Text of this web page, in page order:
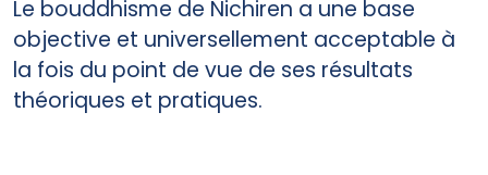
Le bouddhisme de Nichiren a une base
objective et universellement acceptable à
la fois du point de vue de ses résultats
théoriques et pratiques.